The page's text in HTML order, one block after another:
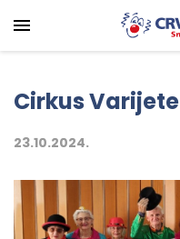
Cirkus Varijete
23.10.2024.